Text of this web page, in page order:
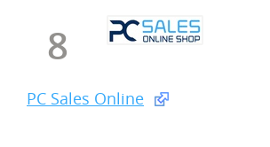
8
PC Sales Online